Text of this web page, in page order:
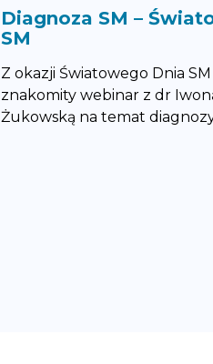
Diagnoza SM –
SM
Z okazji Światowego Dnia
znakomity webinar z dr
Żukowską na temat